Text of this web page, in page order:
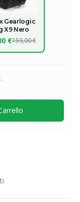
Gearlogic
X9 Nero
€159,00 €